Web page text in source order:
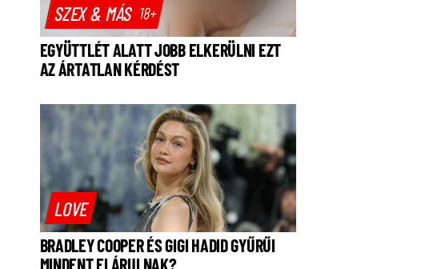
SZEX & MÁS 18+
EGYÜTTLÉT ALATT JOBB ELKERÜLNI EZT
AZ ÁRTATLAN KÉRDÉST
LOVE
BRADLEY COOPER ÉS GIGI HADID GYŰRŰI
MINDENT ELÁRULNAK?